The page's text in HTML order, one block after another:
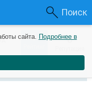
Поиск
0 0
сайта. Подробнее в